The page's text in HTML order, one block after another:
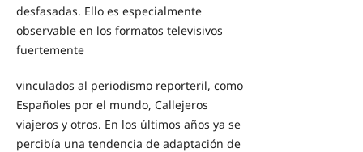
desfasadas. Ello es especialmente
observable en los formatos televisivos
fuertemente
vinculados al periodismo reporteril, como
Españoles por el mundo, Callejeros
viajeros y otros. En los últimos años ya se
percibía una tendencia de adaptación de